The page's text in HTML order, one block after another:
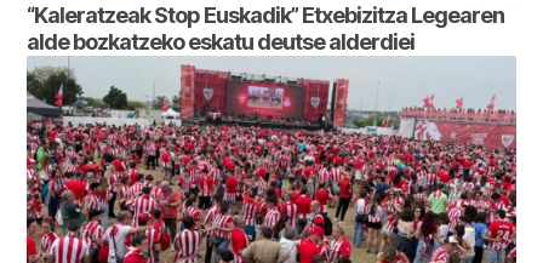
“Kaleratzeak Stop Euskadik” Etxebizitza Legearen
alde bozkatzeko eskatu deutse alderdiei